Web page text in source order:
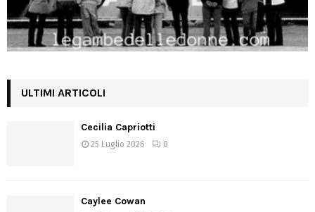
ULTIMI ARTICOLI
Cecilia Capriotti
25 Luglio 2026 0
Caylee Cowan